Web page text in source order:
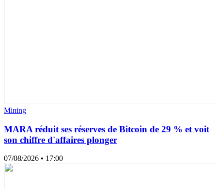
Mining
MARA réduit ses réserves de Bitcoin de 29 % et voit
son chiffre d'affaires plonger
07/08/2026 • 17:00